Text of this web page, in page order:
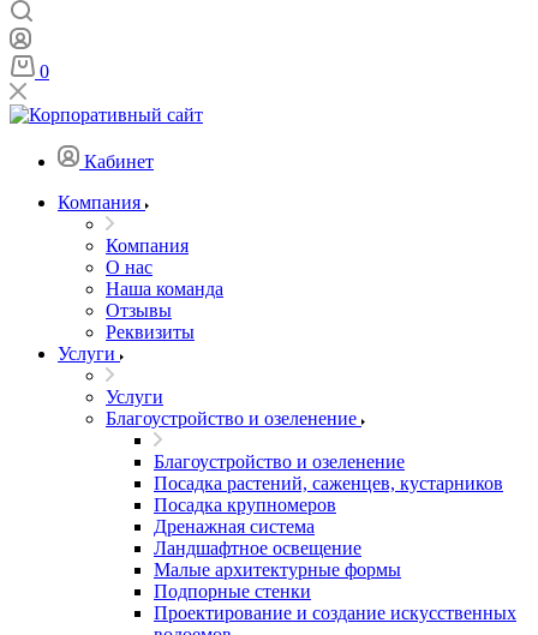
0
Кабинет
Компания
Компания
О нас
Наша команда
Отзывы
Реквизиты
Услуги
Услуги
Благоустройство и озеленение
Благоустройство и озеленение
Посадка растений, саженцев, кустарников
Посадка крупномеров
Дренажная система
Ландшафтное освещение
Малые архитектурные формы
Подпорные стенки
Проектирование и создание искусственных